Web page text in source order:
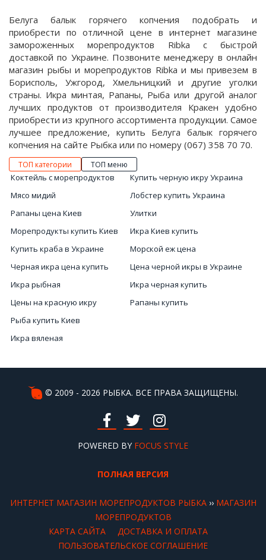
Белуга балык горячего копчения подобрать и
приобрести по отличной цене в интернет магазине
замороженных морепродуктов Ribka с быстрой
доставкой по Украине. Позвоните менеджеру в онлайн
магазин рыбы и морепродуктов Ribka и мы привезем в
Борисполь, Ужгород, Хмельницкий и другие уголки
страны. Икра минтая, Рапаны, Рыба или другой аналог
лучших продуктов от производителя Кракен удобно
приобрести из крупного ассортимента продукции. Самое
лучшее предложение, купить Белуга балык горячего
копчения на сайте Рыбка или по номеру (067) 358 70 70.
ТОП категории ТОП меню
Коктейль с морепродуктов
Мясо мидий
Рапаны цена Киев
Морепродукты купить Киев
Купить краба в Украине
Черная икра цена купить
Икра рыбная
Цены на красную икру
Купить черную икру Украина
Лобстер купить Украина
Улитки
Икра Киев купить
Морской еж цена
Цена черной икры в Украине
Икра черная купить
Рапаны купить
Рыба купить Киев
Икра вяленая
Цена на красную икру в Украине
Купить красную икру в Киеве
© 2009 - 2026 РЫБКА. ВСЕ ПРАВА ЗАЩИЩЕНЫ.
POWERED BY FOCUS STYLE
ПОЛНАЯ ВЕРСИЯ
ИНТЕРНЕТ МАГАЗИН МОРЕПРОДУКТОВ РЫБКА›› МАГАЗИН
МОРЕПРОДУКТОВ
КАРТА САЙТА
ДОСТАВКА И ОПЛАТА
ПОЛЬЗОВАТЕЛЬСКОЕ СОГЛАШЕНИЕ